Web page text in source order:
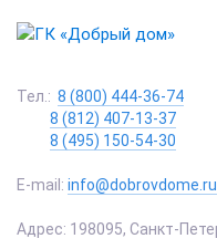
Тел.: 8 (800) 444-36-74
8 (812) 407-13-37
8 (495) 150-54-30
E-mail: info@dobrovdome.ru
Адрес: 198095, Санкт-